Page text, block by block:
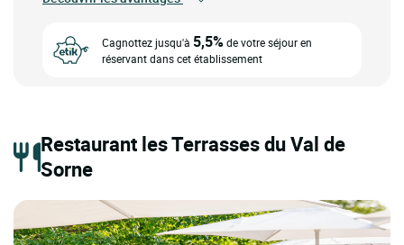
Cagnottez jusqu'à 5,5%de votre séjour en
réservant dans cet établissement
Restaurant les Terrasses du Val de
Sorne